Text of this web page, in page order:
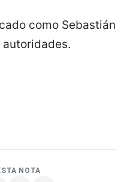
como Sebastián
autoridades.
NOTA